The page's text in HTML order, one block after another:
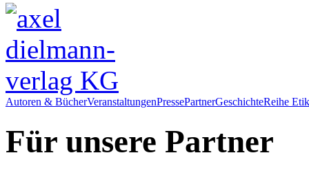
Autoren & BücherVeranstaltungenPressePartnerGeschichteReihe
Für unsere Partner